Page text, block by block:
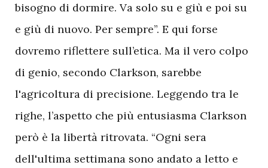
bisogno di dormire. Va solo su e giù e poi su
e giù di nuovo. Per sempre”. E qui forse
dovremo riflettere sull’etica. Ma il vero colpo
di genio, secondo Clarkson, sarebbe
l'agricoltura di precisione. Leggendo tra le
righe, l’aspetto che più entusiasma Clarkson
però è la libertà ritrovata. “Ogni sera
dell'ultima settimana sono andato a letto e